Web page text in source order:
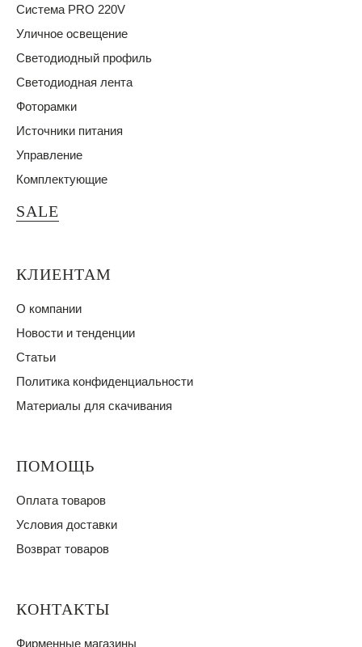
Система PRO 220V
Уличное освещение
Светодиодный профиль
Светодиодная лента
Фоторамки
Источники питания
Управление
Комплектующие
SALE
КЛИЕНТАМ
О компании
Новости и тенденции
Статьи
Политика конфиденциальности
Материалы для скачивания
ПОМОЩЬ
Оплата товаров
Условия доставки
Возврат товаров
КОНТАКТЫ
Фирменные магазины